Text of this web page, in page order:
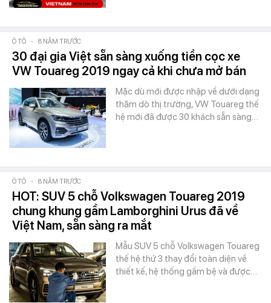
Ô TÔ - 8 NĂM TRƯỚC
30 đại gia Việt sẵn sàng xuống tiền cọc xe
VW Touareg 2019 ngay cả khi chưa mở bán
Mặc dù mới được nhập về dưới dạng
thăm dò thị trường, VW Touareg thế
hệ mới đã được 30 khách sẵn sàng…
Ô TÔ - 8 NĂM TRƯỚC
HOT: SUV 5 chỗ Volkswagen Touareg 2019
chung khung gầm Lamborghini Urus đã về
Việt Nam, sẵn sàng ra mắt
Mẫu SUV 5 chỗ Volkswagen Touareg
thế hệ thứ 3 thay đổi toàn diện về
thiết kế, hệ thống gầm bệ và được…